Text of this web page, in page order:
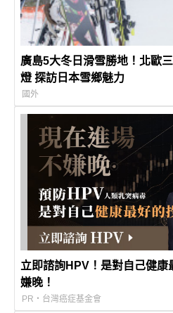
廣島5大冬日滑雪勝地！北歐
燈 探訪日本雪鄉魅力
國外
立即諮詢HPV！是對自己健康
嫌晚！
PR・台灣癌症基金會